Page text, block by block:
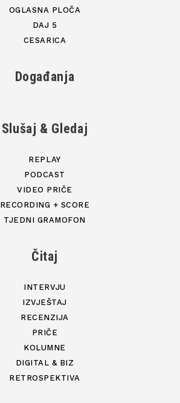
OGLASNA PLOČA
DAJ 5
CESARICA
Događanja
Slušaj & Gledaj
REPLAY
PODCAST
VIDEO PRIČE
RECORDING + SCORE
TJEDNI GRAMOFON
Čitaj
INTERVJU
IZVJEŠTAJ
RECENZIJA
PRIČE
KOLUMNE
DIGITAL & BIZ
RETROSPEKTIVA